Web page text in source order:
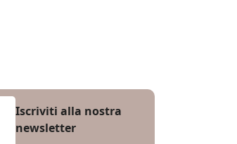
Iscriviti alla nostra
newsletter